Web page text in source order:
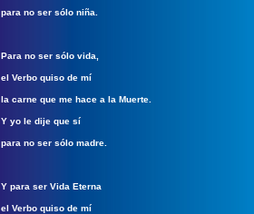
para no ser sólo niña.
Para no ser sólo vida,
el Verbo quiso de mí
la carne que me hace a la Muerte.
Y yo le dije que sí
para no ser sólo madre.
Y para ser Vida Eterna
el Verbo quiso de mí